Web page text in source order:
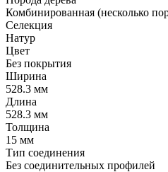
Комбинированная (несколько
Селекция
Натур
Цвет
Без покрытия
Ширина
528.3 мм
Длина
528.3 мм
Толщина
15 мм
Тип соединения
Без соединительных профилей